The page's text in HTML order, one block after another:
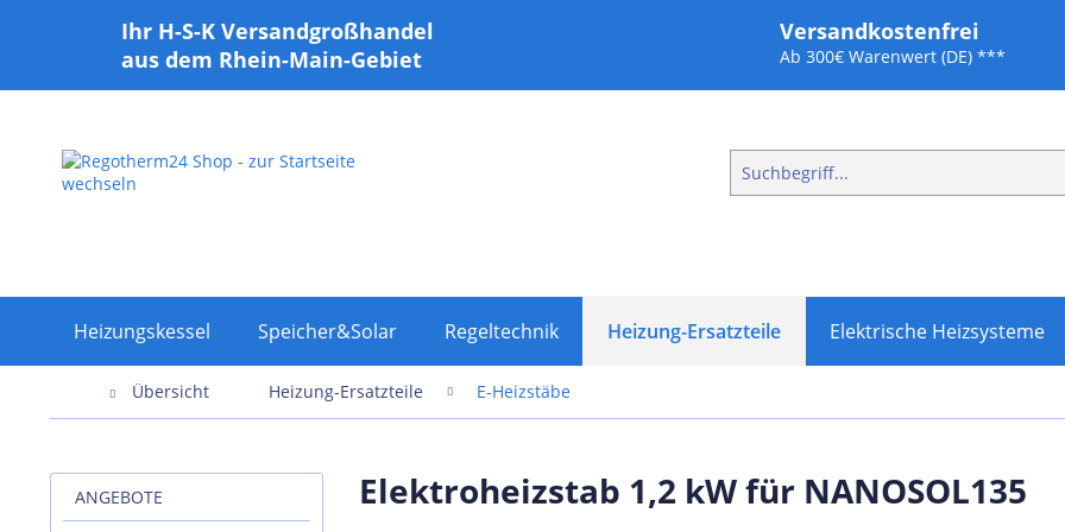
Ihr H-S-K Versandgroßhandel
aus dem Rhein-Main-Gebiet
Versandkostenfrei
Ab 300€ Warenwert (DE) ***
Heizungskessel Speicher&Solar Regeltechnik Heizung-Ersatzteile Elektrische Heizsysteme
Übersicht Heizung-Ersatzteile E-Heizstäbe
ANGEBOTE Elektroheizstab 1,2 kW für NANOSOL135